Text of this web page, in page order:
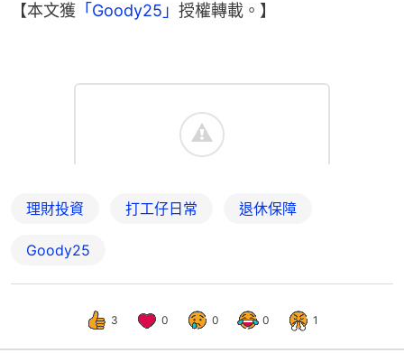
【本文獲 「Goody25」 授權轉載。】
理財投資 打工仔日常 退休保障
Goody25
3 0 0 0 1